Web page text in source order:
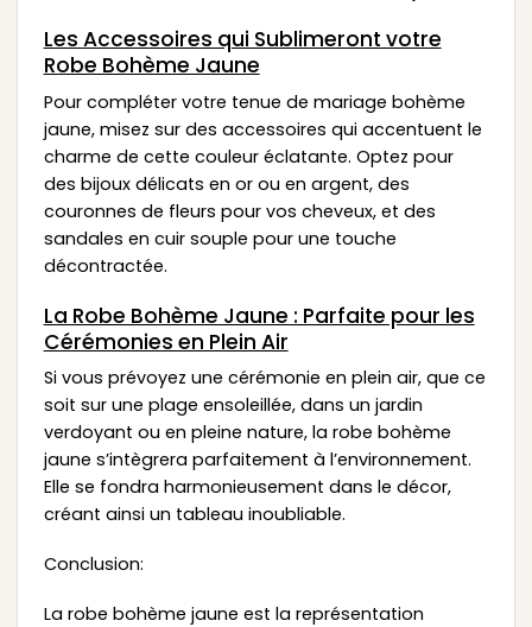
Les Accessoires qui Sublimeront votre
Robe Bohème Jaune
Pour compléter votre tenue de mariage bohème
jaune, misez sur des accessoires qui accentuent le
charme de cette couleur éclatante. Optez pour
des bijoux délicats en or ou en argent, des
couronnes de fleurs pour vos cheveux, et des
sandales en cuir souple pour une touche
décontractée.
La Robe Bohème Jaune : Parfaite pour les
Cérémonies en Plein Air
Si vous prévoyez une cérémonie en plein air, que ce
soit sur une plage ensoleillée, dans un jardin
verdoyant ou en pleine nature, la robe bohème
jaune s’intègrera parfaitement à l’environnement.
Elle se fondra harmonieusement dans le décor,
créant ainsi un tableau inoubliable.
Conclusion:
La robe bohème jaune est la représentation